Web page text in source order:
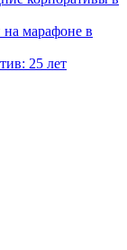
марафоне в
25 лет